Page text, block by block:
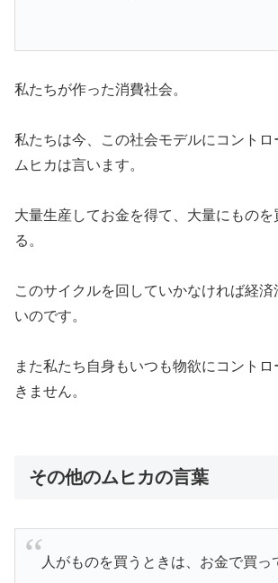
私たちが作った消費社会。
私たちは今、この社会モデルにコントロ
ムヒカは言います。
大量生産してお金を得て、大量にものを
る。
このサイクルを回していかなければ経
いのです。
また私たち自身もいつも物欲にコント
きません。
その他のムヒカの言葉
人がものを買うときは、お金で買っ